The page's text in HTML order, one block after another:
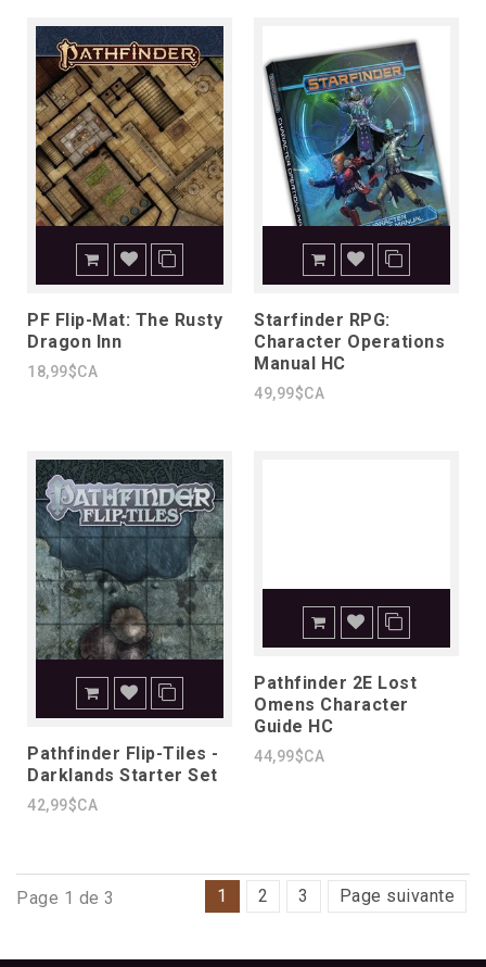
PF Flip-Mat: The Rusty
Dragon Inn
18,99$CA
Starfinder RPG:
Character Operations
Manual HC
49,99$CA
Pathfinder Flip-Tiles -
Darklands Starter Set
42,99$CA
Pathfinder 2E Lost
Omens Character
Guide HC
44,99$CA
Page 1 de 3 1 2 3 Page suivante